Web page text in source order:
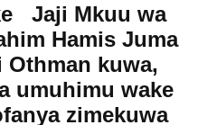
Jaji Mkuu wa
Hamis Juma
Othman kuwa,
umuhimu wake
zimekuwa